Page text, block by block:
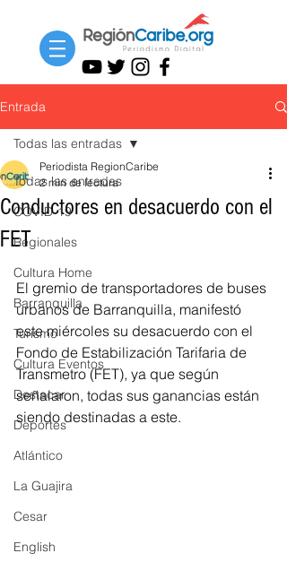
Entrada
Todas las entradas
COVID-19
Regionales
Cultura Home
Barranquilla
Turismo
Cultura Eventos
Destacar
Deportes
Atlántico
La Guajira
Cesar
English
Todas las entradas
Conductores en desacuerdo con el
FET
Periodista RegionCaribe
2 min de lectura
El gremio de transportadores de buses
urbanos de Barranquilla, manifestó
este miércoles su desacuerdo con el
Fondo de Estabilización Tarifaria de
Transmetro (FET), ya que según
señalaron, todas sus ganancias están
siendo destinadas a este.